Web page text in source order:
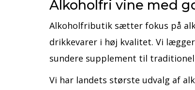
Alkoholfri vine med
Alkoholfributik sætter fokus på
drikkevarer i høj kvalitet. Vi
sundere supplement til
Vi har landets største udvalg af